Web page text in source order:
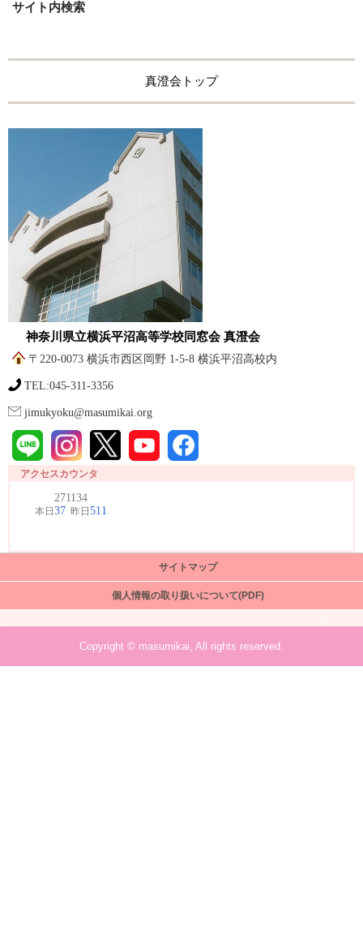
サイト内検索
真澄会トップ
神奈川県立横浜平沼高等学校同窓会 真澄会
〒220-0073 横浜市西区岡野 1-5-8 横浜平沼高校内
TEL:045-311-3356
jimukyoku@masumikai.org
アクセスカウンタ
サイトマップ
個人情報の取り扱いについて(PDF)
Copyright © masumikai, All rights reserved.